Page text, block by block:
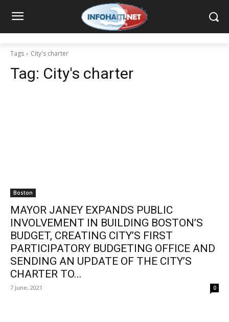
Tags City's charter
Tag: City's charter
Boston
MAYOR JANEY EXPANDS PUBLIC
INVOLVEMENT IN BUILDING BOSTON’S
BUDGET, CREATING CITY’S FIRST
PARTICIPATORY BUDGETING OFFICE AND
SENDING AN UPDATE OF THE CITY’S
CHARTER TO...
7 June, 2021 0